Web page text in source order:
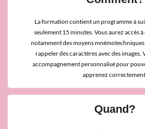
La formation contient un programme à
seulement 15 minutes. Vous aurez accès
notamment des moyens
rappeler des caractères avec des images.
accompagnement personnalisé pour
apprenez
Quand?